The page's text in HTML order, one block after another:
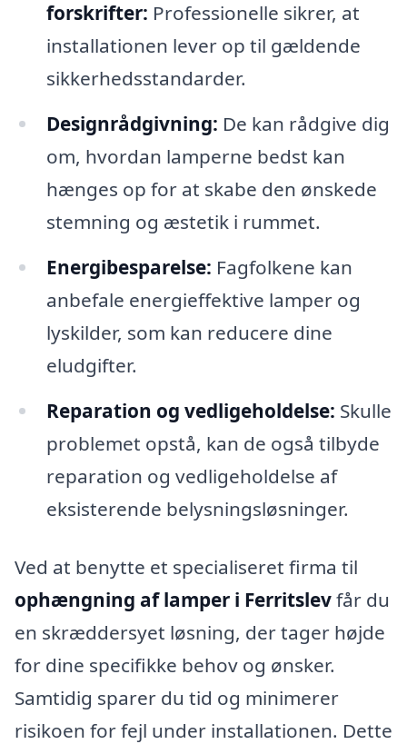
forskrifter: Professionelle sikrer, at
installationen lever op til gældende
sikkerhedsstandarder.
Designrådgivning: De kan rådgive dig
om, hvordan lamperne bedst kan
hænges op for at skabe den ønskede
stemning og æstetik i rummet.
Energibesparelse: Fagfolkene kan
anbefale energieffektive lamper og
lyskilder, som kan reducere dine
eludgifter.
Reparation og vedligeholdelse: Skulle
problemet opstå, kan de også tilbyde
reparation og vedligeholdelse af
eksisterende belysningsløsninger.
Ved at benytte et specialiseret firma til
ophængning af lamper i Ferritslevfår du
en skræddersyet løsning, der tager højde
for dine specifikke behov og ønsker.
Samtidig sparer du tid og minimerer
risikoen for fejl under installationen. Dette